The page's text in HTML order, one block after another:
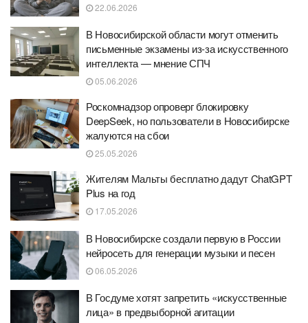
22.06.2026
В Новосибирской области могут отменить
письменные экзамены из-за искусственного
интеллекта — мнение СПЧ
05.06.2026
Роскомнадзор опроверг блокировку
DeepSeek, но пользователи в Новосибирске
жалуются на сбои
25.05.2026
Жителям Мальты бесплатно дадут ChatGPT
Plus на год
17.05.2026
В Новосибирске создали первую в России
нейросеть для генерации музыки и песен
06.05.2026
В Госдуме хотят запретить «искусственные
лица» в предвыборной агитации